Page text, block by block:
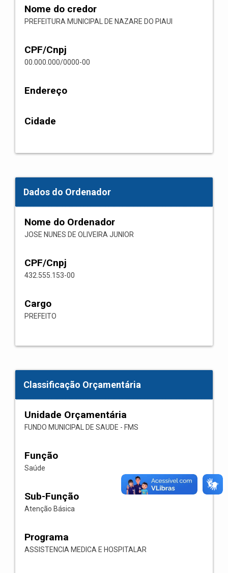
Nome do credor
PREFEITURA MUNICIPAL DE NAZARE DO PIAUI
CPF/Cnpj
00.000.000/0000-00
Endereço
Cidade
Dados do Ordenador
Nome do Ordenador
JOSE NUNES DE OLIVEIRA JUNIOR
CPF/Cnpj
432.555.153-00
Cargo
PREFEITO
Classificação Orçamentária
Unidade Orçamentária
FUNDO MUNICIPAL DE SAUDE - FMS
Função
Saúde
Sub-Função
Atenção Básica
Programa
ASSISTENCIA MEDICA E HOSPITALAR